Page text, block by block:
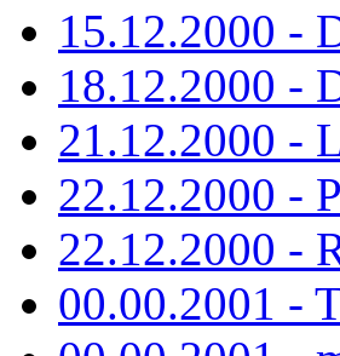
15.12.2000 -
18.12.2000 -
21.12.2000 -
22.12.2000 -
22.12.2000 -
00.00.2001 -